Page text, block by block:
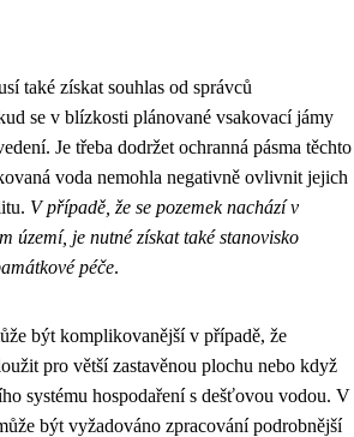
také získat souhlas od správců
se v blízkosti plánované vsakovací jámy
Je třeba dodržet ochranná pásma těchto
voda nemohla negativně ovlivnit jejich
V případě, že se pozemek nachází v
území, je nutné získat také stanovisko
péče.
být komplikovanější v případě, že
pro větší zastavěnou plochu nebo když
systému hospodaření s dešťovou vodou. V
být vyžadováno zpracování podrobnější